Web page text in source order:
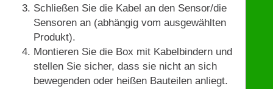
Schließen Sie die Kabel an den Sensor/die
Sensoren an (abhängig vom ausgewählten
Produkt).
Montieren Sie die Box mit Kabelbindern und
stellen Sie sicher, dass sie nicht an sich
bewegenden oder heißen Bauteilen anliegt.